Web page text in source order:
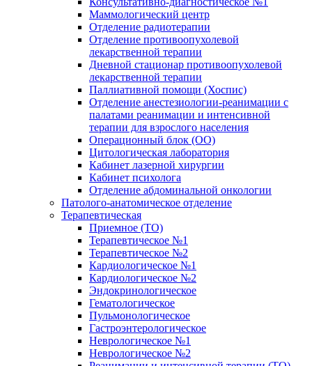
Маммологический центр
Отделение радиотерапии
Отделение противоопухолевой
лекарственной терапии
Дневной стационар противоопухолевой
лекарственной терапии
Паллиативной помощи (Хоспис)
Отделение анестезиологии-реанимации с
палатами реанимации и интенсивной
терапии для взрослого населения
Операционный блок (ОО)
Цитологическая лаборатория
Кабинет лазерной хирургии
Кабинет психолога
Отделение абдоминальной онкологии
Патолого-анатомическое отделение
Терапевтическая
Приемное (ТО)
Терапевтическое №1
Терапевтическое №2
Кардиологическое №1
Кардиологическое №2
Эндокринологическое
Гематологическое
Пульмонологическое
Гастроэнтерологическое
Неврологическое №1
Неврологическое №2